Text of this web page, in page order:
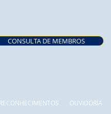
CONSULTA DE MEMBROS
RECONHECIMENTOS OUVIDORIA